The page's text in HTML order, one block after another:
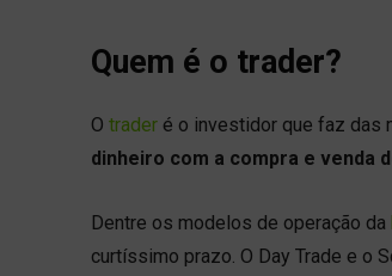
Quem é o trader?
O trader é o investidor que faz das
dinheiro com a compra e venda
Dentre os modelos de operação da
curtíssimo prazo. O Day Trade e o